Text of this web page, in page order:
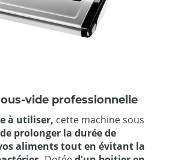
vide professionnelle
à utiliser, cette machine sous
prolonger la durée de
aliments tout en évitant la